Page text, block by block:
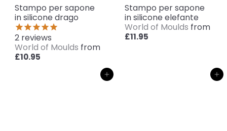
Stampo per sapone
in silicone drago
2 reviews
World of Moulds from
£10.95
Stampo per sapone
in silicone elefante
World of Moulds from
£11.95
Aggiungi al carrello Aggiungi al carrello